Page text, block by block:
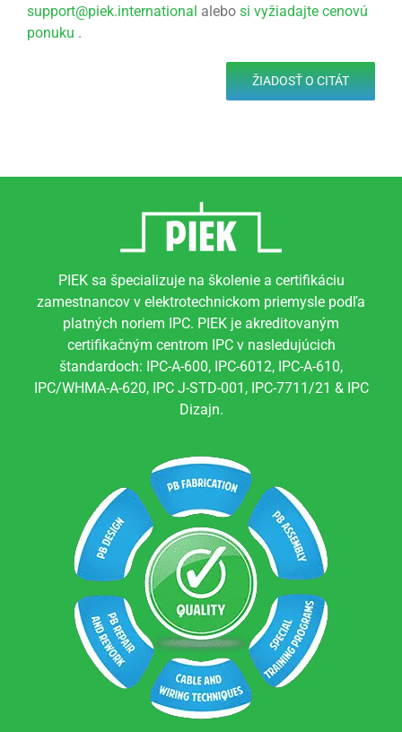
support@piek.international alebo si vyžiadajte cenovú
ponuku .
ŽIADOSŤ O CITÁT
PIEK sa špecializuje na školenie a certifikáciu
zamestnancov v elektrotechnickom priemysle podľa
platných noriem IPC. PIEK je akreditovaným
certifikačným centrom IPC v nasledujúcich
štandardoch: IPC-A-600, IPC-6012, IPC-A-610,
IPC/WHMA-A-620, IPC J-STD-001, IPC-7711/21 & IPC
Dizajn.